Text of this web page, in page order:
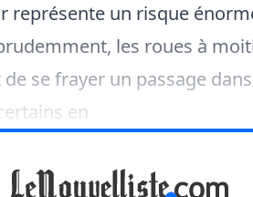
représente un risque
les roues à
se frayer un passage
en